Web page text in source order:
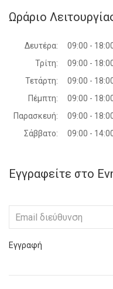
Ωράριο
Δευτέρα:
09:00 -
Τρίτη:
09:00 -
Τετάρτη:
09:00 -
Πέμπτη:
09:00 -
Παρασκευή:
09:00 -
Σάββατο:
09:00 -
Εγγραφείτε στο
Εγγραφή